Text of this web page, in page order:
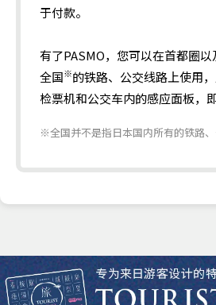
于付款。
有了PASMO，您可以在首都圈
全国※的铁路、公交线路上使用，
检票机和公交车内的感应面板，
※全国并不是指日本国内所有的铁路、